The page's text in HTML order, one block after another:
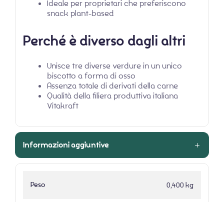
Ideale per proprietari che preferiscono
snack plant-based
Perché è diverso dagli altri
Unisce tre diverse verdure in un unico
biscotto a forma di osso
Assenza totale di derivati della carne
Qualità della filiera produttiva italiana
Vitakraft
Informazioni aggiuntive
Peso 0,400 kg